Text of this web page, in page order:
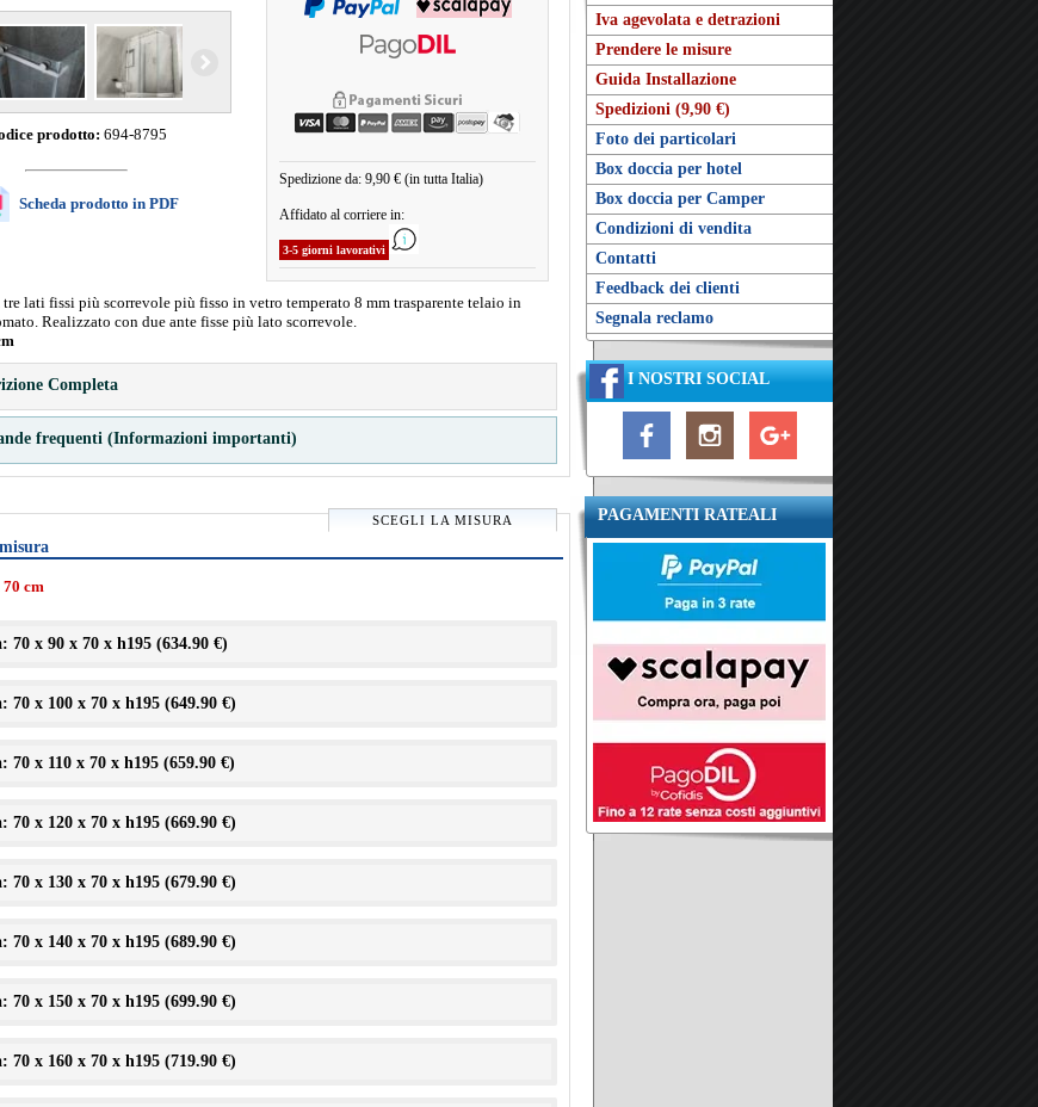
Iva agevolata e detrazioni
Prendere le misure
Guida Installazione
Spedizioni (9,90 €)
Foto dei particolari
Box doccia per hotel
Box doccia per Camper
Condizioni di vendita
Contatti
Feedback dei clienti
Segnala reclamo
I NOSTRI SOCIAL
PAGAMENTI RATEALI
prodotto: 694-8795
Scheda prodotto in PDF
Spedizione da: 9,90 € (in tutta Italia)
Affidato al corriere in:
3-5 giorni lavorativi
lati fissi più scorrevole più fisso in vetro temperato 8 mm trasparente telaio in
Realizzato con due ante fisse più lato scorrevole.
Completa
frequenti (Informazioni importanti)
SCEGLI LA MISURA
cm
70 x 90 x 70 x h195 (634.90 €)
70 x 100 x 70 x h195 (649.90 €)
70 x 110 x 70 x h195 (659.90 €)
70 x 120 x 70 x h195 (669.90 €)
70 x 130 x 70 x h195 (679.90 €)
70 x 140 x 70 x h195 (689.90 €)
70 x 150 x 70 x h195 (699.90 €)
70 x 160 x 70 x h195 (719.90 €)